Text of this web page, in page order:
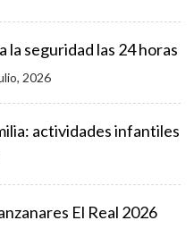
la seguridad las 24 horas
2026
actividades infantiles
El Real 2026